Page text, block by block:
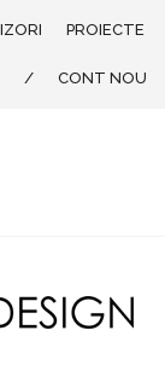
PROIECTE
/ CONT NOU